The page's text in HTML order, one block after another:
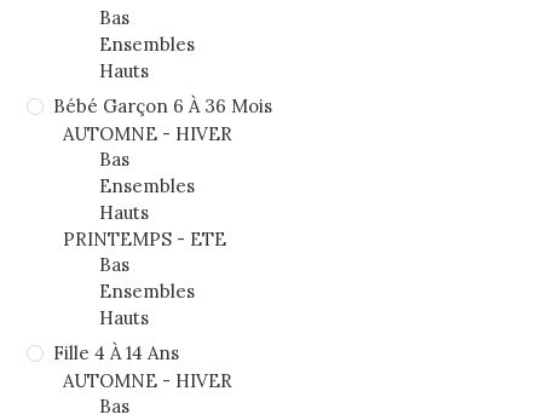
Bas
Ensembles
Hauts
Bébé Garçon 6 À 36 Mois
AUTOMNE - HIVER
Bas
Ensembles
Hauts
PRINTEMPS - ETE
Bas
Ensembles
Hauts
Fille 4 À 14 Ans
AUTOMNE - HIVER
Bas